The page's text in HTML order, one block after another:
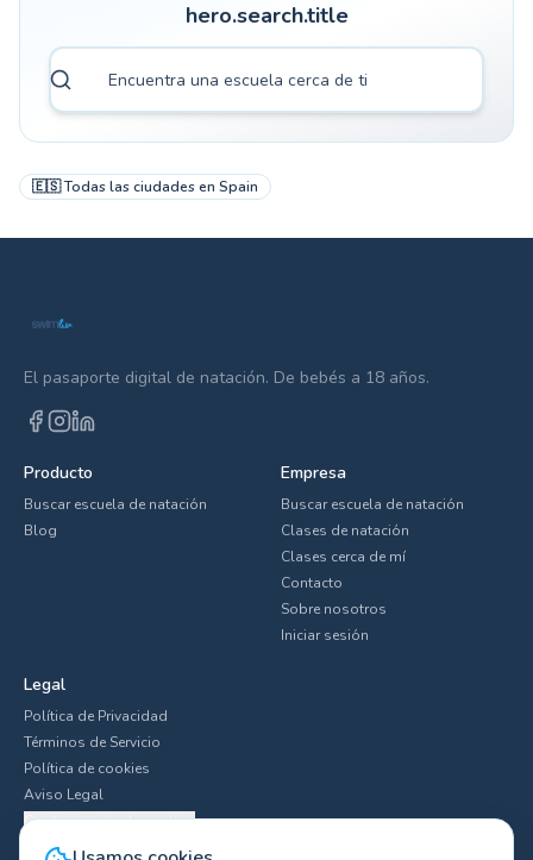
hero.search.title
🇪🇸Todas las ciudades en Spain
El pasaporte digital de natación. De bebés a 18 años.
Producto
Buscar escuela de natación
Blog
Empresa
Buscar escuela de natación
Clases de natación
Clases cerca de mí
Contacto
Sobre nosotros
Iniciar sesión
Legal
Política de Privacidad
Términos de Servicio
Política de cookies
Aviso Legal
Configuración de cookies